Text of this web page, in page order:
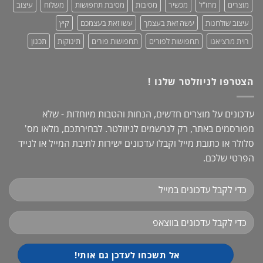
מוצרים
מחו"ל מכשיר מסיבות מסיבת תחפושות משלוח
עיצוב
עיצוב שולחנות
עשה זאת בעצמך עשו זאת בעצמכם
קיץ
רוית מרציאנו
תחפושות לפורים תחפושות פורים תינוקות תכנון
הצטרפו לניוזלטר שלנו !
עדכונים על מוצרים חדשים, הנחות והטבות מיוחדות - שלא
מפורסמים באתר, רק לנרשמים לניזולטר. לבחירתכם, מלאו מס'
סלולר או כתובת מייל וקבלו עדכונים ישירות לתיבת המייל או לנייד
הפרטי שלכם.